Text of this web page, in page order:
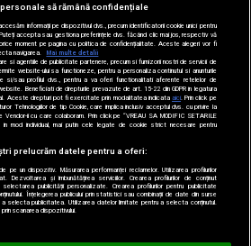
rezervate.
să rămână confidențiale
informații pe dispozitivul dvs., precum identificatorii cookie unici pentru
accepta sau gestiona preferințele dvs. făcând clic mai jos, respectiv vă
orice moment pe pagina cu politica de confidențialitate. Aceste alegeri vor fi
navigarea.
Mai multe detalii
si agentiile de publicitate partenere, precum si furnizorii nostri de servicii de
website-ului sa functioneze, pentru a personaliza continutul si anunturile
si/sau profilul dvs., pentru a va oferi functionalitati aferente retelelor de
Beneficiati de drepturile prevazute de art. 15-22 din GDPR in legatura
Aceste drepturi pot fi exercitate prin modalitatea indicataaici . Prin click pe
Tehnologiilor de tip Cookie, care implica inclusiv acceptul dvs. cu privire la
ii cu care colaboram. Prin click pe “VREAU SA MODIFIC SETARILE
in mod individual, mai putin cele legate de cookie strict necesare pentru
prelucrăm datele pentru a oferi:
pe un dispozitiv. Măsurarea performanței reclamelor. Utilizarea profilurilor
Dezvoltarea și îmbunătățirea serviciilor. Crearea profilurilor de conținut
publicității personalizate. Crearea profilurilor pentru publicitate
Înțelegerea publicului prin statistici sau combinații de date din surse
selecta publicitatea. Utilizarea datelor limitate pentru a selecta conținutul.
scanarea dispozitivului.